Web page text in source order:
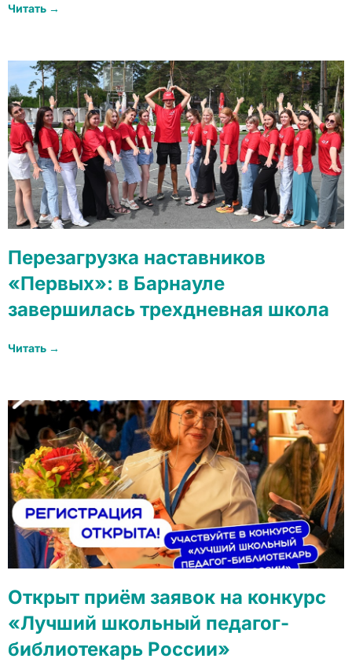
Читать →
Перезагрузка наставников
«Первых»: в Барнауле
завершилась трехдневная школа
Читать →
Открыт приём заявок на конкурс
«Лучший школьный педагог-
библиотекарь России»